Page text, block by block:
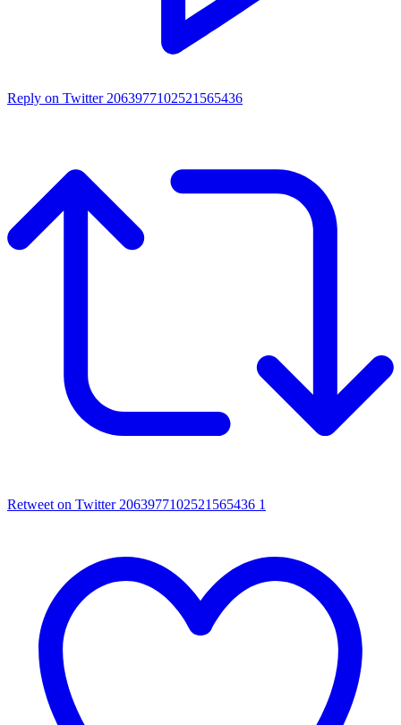
Reply on Twitter 2063977102521565436
Retweet on Twitter 2063977102521565436 1